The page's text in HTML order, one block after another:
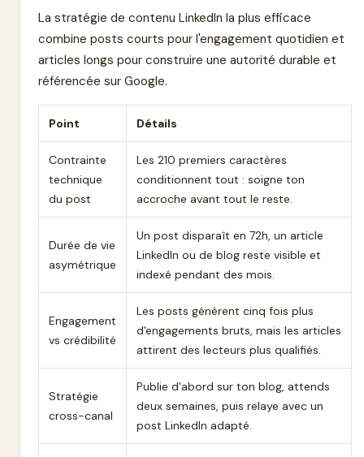
La stratégie de contenu LinkedIn la plus efficace
combine posts courts pour l'engagement quotidien et
articles longs pour construire une autorité durable et
référencée sur Google.
Point Détails
Contrainte
technique
du post
Les 210 premiers caractères
conditionnent tout : soigne ton
accroche avant tout le reste.
Durée de vie
asymétrique
Un post disparaît en 72h, un article
LinkedIn ou de blog reste visible et
indexé pendant des mois.
Engagement
vs crédibilité
Les posts génèrent cinq fois plus
d'engagements bruts, mais les articles
attirent des lecteurs plus qualifiés.
Stratégie
cross-canal
Publie d'abord sur ton blog, attends
deux semaines, puis relaye avec un
post LinkedIn adapté.